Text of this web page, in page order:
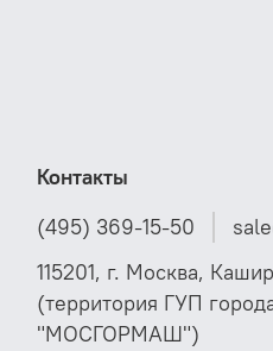
Контакты
(495) 369-15-50
115201, г. Москва,
(территория ГУП
"МОСГОРМАШ")